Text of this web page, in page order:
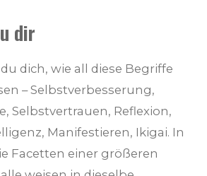
dir
dich, wie all diese Begriffe
– Selbstverbesserung,
Selbstvertrauen, Reflexion,
Manifestieren, Ikigai. In
Facetten einer größeren